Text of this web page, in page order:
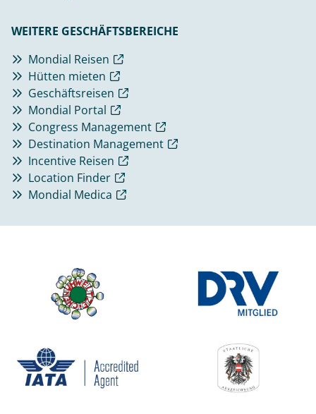
WEITERE GESCHÄFTSBEREICHE
Mondial Reisen
Hütten mieten
Geschäftsreisen
Mondial Portal
Congress Management
Destination Management
Incentive Reisen
Location Finder
Mondial Medica